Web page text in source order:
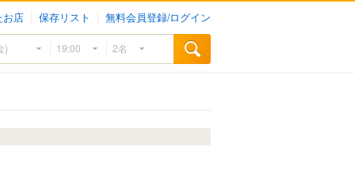
お店 保存リスト 無料会員登録/ログイン